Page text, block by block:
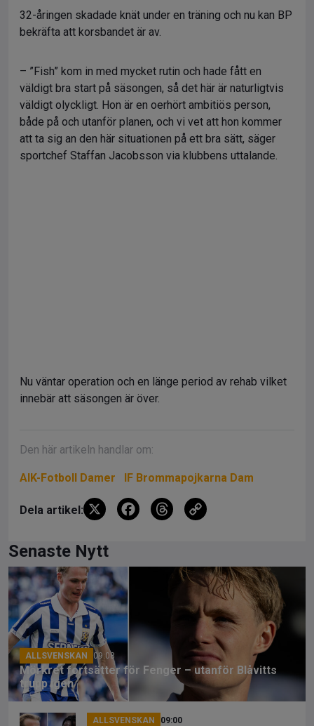
32-åringen skadade knät under en träning och nu kan BP
bekräfta att korsbandet är av.
– ”Fish” kom in med mycket rutin och hade fått en
väldigt bra start på säsongen, så det här är naturligtvis
väldigt olyckligt. Hon är en oerhört ambitiös person,
både på och utanför planen, och vi vet att hon kommer
att ta sig an den här situationen på ett bra sätt, säger
sportchef Staffan Jacobsson via klubbens uttalande.
Nu väntar operation och en länge period av rehab vilket
innebär att säsongen är över.
Den här artikeln handlar om:
AIK-Fotboll Damer IF Brommapojkarna Dam
Dela artikel: X
F
o
k
T
a
d
Li
n
k
Senaste Nytt
ALLSVENSKAN 09:08
Mörkret fortsätter för Fenger – utanför Blåvitts
trupp igen
ALLSVENSKAN 09:00